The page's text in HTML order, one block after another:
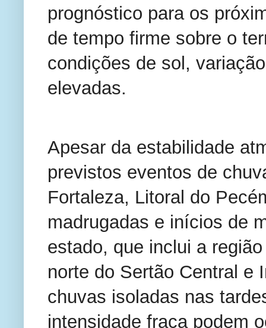
prognóstico para os
de tempo firme sobre o
condições de sol,
elevadas.
Apesar da estabilidade
previstos eventos de
Fortaleza, Litoral do
madrugadas e inícios de
estado, que inclui a
norte do Sertão Central e
chuvas isoladas nas
intensidade fraca podem